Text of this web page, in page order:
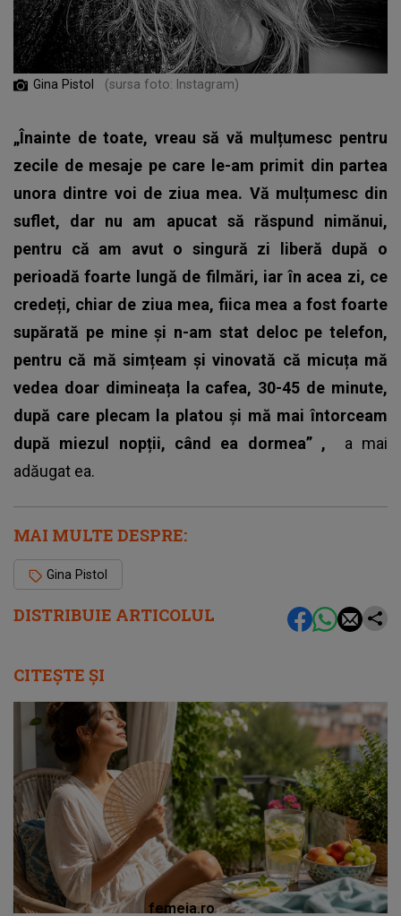
DISTRIBUIE ARTICOLUL
Gina Pistol (sursa foto: Instagram)
„Înainte de toate, vreau să vă mulțumesc pentru
zecile de mesaje pe care le-am primit din partea
unora dintre voi de ziua mea. Vă mulțumesc din
suflet, dar nu am apucat să răspund nimănui,
pentru că am avut o singură zi liberă după o
perioadă foarte lungă de filmări, iar în acea zi, ce
credeți, chiar de ziua mea, fiica mea a fost foarte
supărată pe mine și n-am stat deloc pe telefon,
pentru că mă simțeam și vinovată că micuța mă
vedea doar dimineața la cafea, 30-45 de minute,
după care plecam la platou și mă mai întorceam
după miezul nopții, când ea dormea” , a mai
adăugat ea.
MAI MULTE DESPRE:
Gina Pistol
CITEȘTE ȘI
femeia.ro